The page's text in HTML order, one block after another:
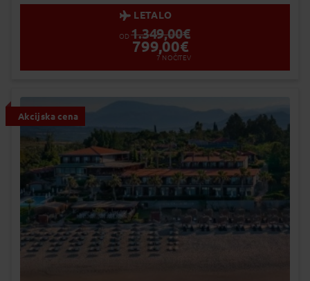
LETALO
OD1.349,00€
799,00€
7 NOČITEV
Akcijska cena